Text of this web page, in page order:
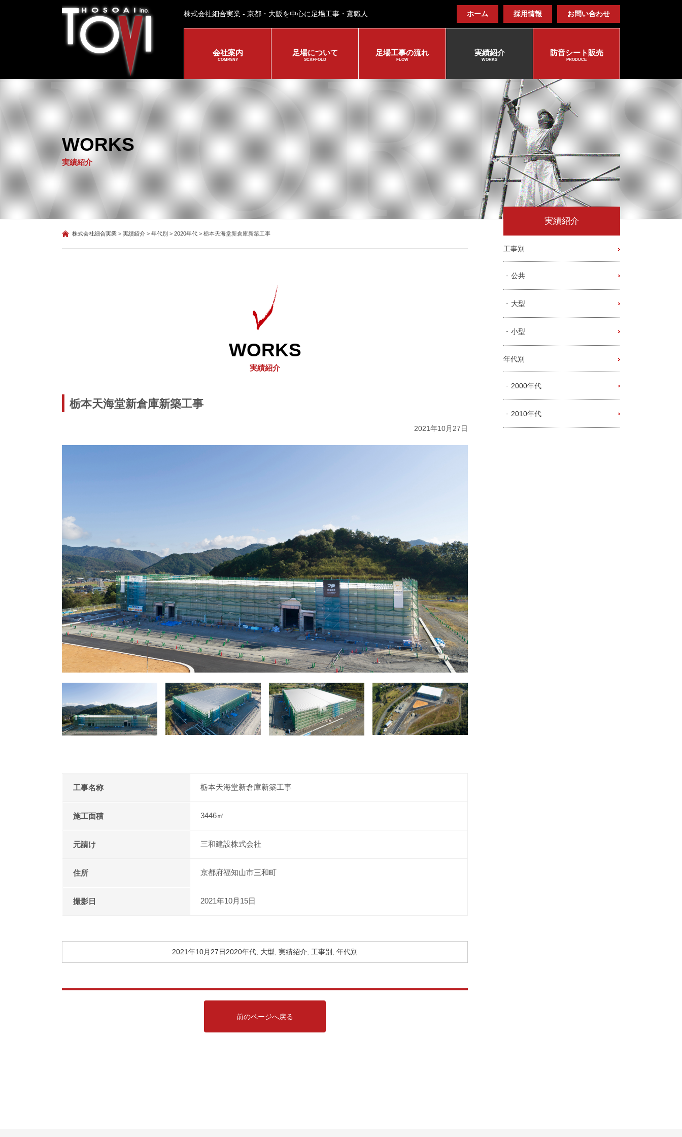
株式会社細合実業 - 京都・大阪を中心に足場工事・鳶職人 ホーム 採用情報 お問い合わせ
会社案内
COMPANY
足場について
SCAFFOLD
足場工事の流れ
FLOW
実績紹介
WORKS
防音シート販売
PRODUCE
WORKS
実績紹介
株式会社細合実業 > 実績紹介 > 年代別 > 2020年代 > 栃本天海堂新倉庫新築工事
WORKS
実績紹介
栃本天海堂新倉庫新築工事
2021年10月27日
工事名称 栃本天海堂新倉庫新築工事
施工面積 3446㎡
元請け 三和建設株式会社
住所 京都府福知山市三和町
撮影日 2021年10月15日
投
稿
2021年10月27日
カ
テ
2020年代, 大型, 実績紹介, 工事別 , 年代別
前のページへ戻る
実績紹介
工事別
公共
大型
小型
年代別
2000年代
2010年代